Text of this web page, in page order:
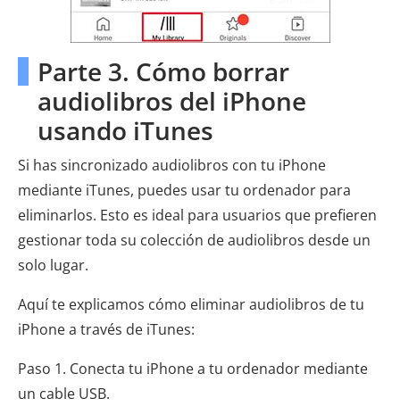
Parte 3. Cómo borrar
audiolibros del iPhone
usando iTunes
Si has sincronizado audiolibros con tu iPhone
mediante iTunes, puedes usar tu ordenador para
eliminarlos. Esto es ideal para usuarios que prefieren
gestionar toda su colección de audiolibros desde un
solo lugar.
Aquí te explicamos cómo eliminar audiolibros de tu
iPhone a través de iTunes:
Paso 1. Conecta tu iPhone a tu ordenador mediante
un cable USB.